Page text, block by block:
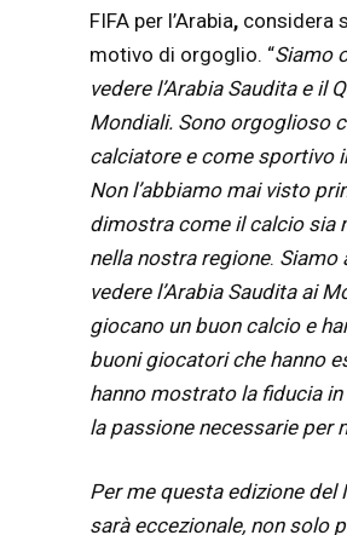
FIFA per l’Arabia, considera
motivo di orgoglio. “Siamo
vedere l’Arabia Saudita e il
Mondiali. Sono orgoglioso
calciatore e come sportivo
Non l’abbiamo mai visto
dimostra come il calcio sia
nella nostra regione. Siamo
vedere l’Arabia Saudita ai
giocano un buon calcio e
buoni giocatori che hanno
hanno mostrato la fiducia
la passione necessarie per
Per me questa edizione del
sarà eccezionale, non solo